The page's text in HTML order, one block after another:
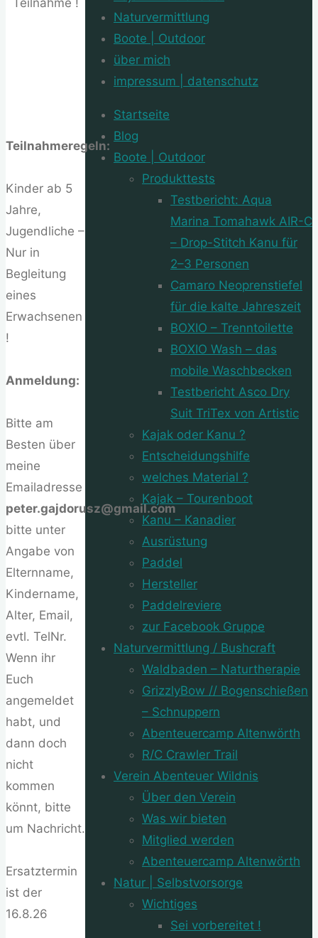
Teilnahmeregeln:
Kinder ab 5
Jahre,
Jugendliche –
Nur in
Begleitung
eines
Erwachsenen
!
Anmeldung:
Bitte am
Besten über
meine
Emailadresse
peter.gajdorusz@gmail.com
bitte unter
Angabe von
Elternname,
Kindername,
Alter, Email,
evtl. TelNr.
Wenn ihr
Euch
angemeldet
habt, und
dann doch
nicht
kommen
könnt, bitte
um Nachricht.
Ersatztermin
ist der
16.8.26
Naturvermittlung
Boote | Outdoor
über mich
impressum | datenschutz
Startseite
Blog
Boote | Outdoor
Produkttests
Testbericht: Aqua
Marina Tomahawk AIR-C
– Drop-Stitch Kanu für
2–3 Personen
Camaro Neoprenstiefel
für die kalte Jahreszeit
BOXIO – Trenntoilette
BOXIO Wash – das
mobile Waschbecken
Testbericht Asco Dry
Suit TriTex von Artistic
Kajak oder Kanu ?
Entscheidungshilfe
welches Material ?
Kajak – Tourenboot
Kanu – Kanadier
Ausrüstung
Paddel
Hersteller
Paddelreviere
zur Facebook Gruppe
Naturvermittlung / Bushcraft
Waldbaden – Naturtherapie
GrizzlyBow // Bogenschießen
– Schnuppern
Abenteuercamp Altenwörth
R/C Crawler Trail
Verein Abenteuer Wildnis
Über den Verein
Was wir bieten
Mitglied werden
Abenteuercamp Altenwörth
Natur | Selbstvorsorge
Wichtiges
Sei vorbereitet !